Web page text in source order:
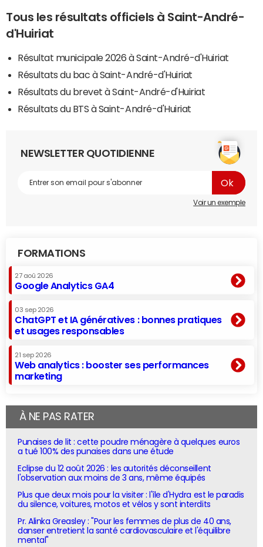
Tous les résultats officiels à Saint-André-
d'Huiriat
Résultat municipale 2026 à Saint-André-d'Huiriat
Résultats du bac à Saint-André-d'Huiriat
Résultats du brevet à Saint-André-d'Huiriat
Résultats du BTS à Saint-André-d'Huiriat
NEWSLETTER QUOTIDIENNE
Voir un exemple
FORMATIONS
27 aoû 2026
Google Analytics GA4
03 sep 2026
ChatGPT et IA génératives : bonnes pratiques
et usages responsables
21 sep 2026
Web analytics : booster ses performances
marketing
À NE PAS RATER
Punaises de lit : cette poudre ménagère à quelques euros
a tué 100% des punaises dans une étude
Eclipse du 12 août 2026 : les autorités déconseillent
l'observation aux moins de 3 ans, même équipés
Plus que deux mois pour la visiter : l'île d'Hydra est le paradis
du silence, voitures, motos et vélos y sont interdits
Pr. Alinka Greasley : "Pour les femmes de plus de 40 ans,
danser entretient la santé cardiovasculaire et l'équilibre
mental"